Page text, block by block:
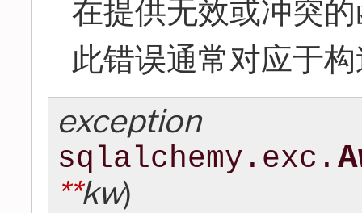
在提供无效或冲突
此错误通常对应于
exception
sqlalchemy.exc.
**kw)